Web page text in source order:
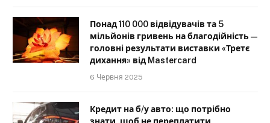
Понад 110 000 відвідувачів та 5
мільйонів гривень на благодійність —
головні результати виставки «Третє
дихання» від Mastercard
6 Червня 2025
Кредит на б/у авто: що потрібно